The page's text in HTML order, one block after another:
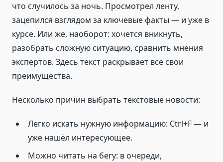
что случилось за ночь. Просмотрел ленту,
зацепился взглядом за ключевые факты — и уже в
курсе. Или же, наоборот: хочется вникнуть,
разобрать сложную ситуацию, сравнить мнения
экспертов. Здесь текст раскрывает все свои
преимущества.
Несколько причин выбрать текстовые новости:
Легко искать нужную информацию: Ctrl+F — и
уже нашёл интересующее.
Можно читать на бегу: в очереди,